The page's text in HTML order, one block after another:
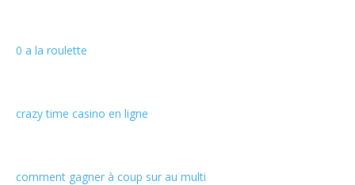
0 a la roulette
crazy time casino en ligne
comment gagner à coup sur au multi